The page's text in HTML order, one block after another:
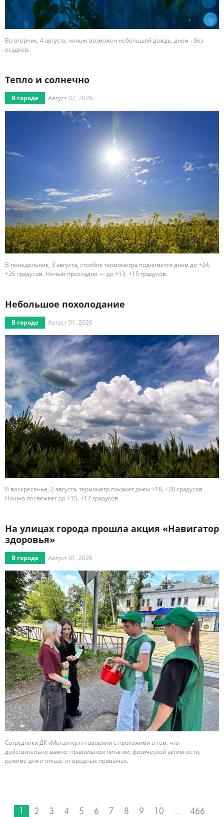
Во вторник, 4 августа, ночью возможен небольшой дождь, днём - без
осадков.
Тепло и солнечно
В городе Август 02, 2026
В понедельник, 3 августа, столбик термометра поднимется днем до +24,
+26 градусов. Ночью прохладно — до +13, +15 градусов.
Небольшое похолодание
В городе Август 01, 2026
В воскресенье, 2 августа, термометр покажет днем +18, +20 градусов.
Ночью посвежеет до +15, +17 градусов.
На улицах города прошла акция «Навигатор
здоровья»
В городе Август 01, 2026
Сотрудники ДК «Металлург» говорили с прохожими о том, что
действительно важно: правильном питании, физической активности,
режиме дня и отказе от вредных привычек.
1 2 3 4 5 6 7 8 9 10 ... 466